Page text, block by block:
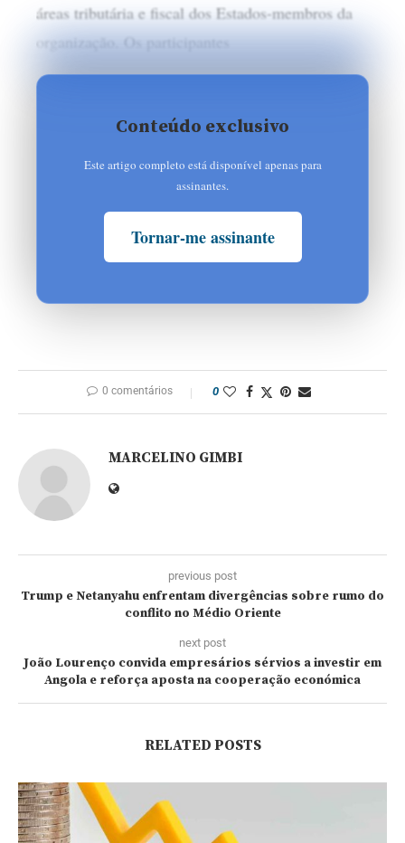
áreas tributária e fiscal dos Estados-membros da
organização. Os participantes
Conteúdo exclusivo
Este artigo completo está disponível apenas para
assinantes.
Tornar-me assinante
0 comentários 0
MARCELINO GIMBI
previous post
Trump e Netanyahu enfrentam divergências sobre rumo do
conflito no Médio Oriente
next post
João Lourenço convida empresários sérvios a investir em
Angola e reforça aposta na cooperação económica
RELATED POSTS